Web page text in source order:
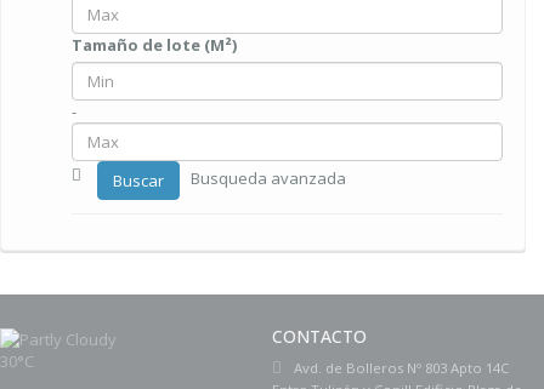
Tamaño de lote (M²)
-
Buscar Busqueda avanzada
30°C
CONTACTO
Avd. de Bolleros Nº 803 Apto 14C